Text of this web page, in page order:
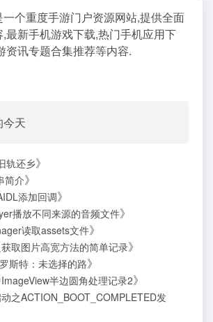
个重度手游门户资源网站,提供全面
最新手机游戏下载,热门手机应用下
资讯专题合集推荐等内容.
今天
轨还乡》
简介》
添加回调》
播放不同来源的音频文件》
读取assets文件》
取图片高宽方法的简单记录》
斯特：未选择的路》
半边圆角处理记录2》
之ACTION_BOOT_COMPLETED发